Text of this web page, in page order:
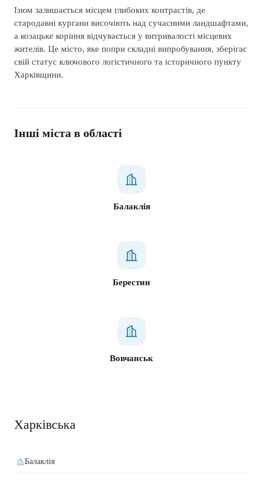
Ізюм залишається місцем глибоких контрастів, де
стародавні кургани височіють над сучасними ландшафтами,
а козацьке коріння відчувається у витривалості місцевих
жителів. Це місто, яке попри складні випробування, зберігає
свій статус ключового логістичного та історичного пункту
Харківщини.
Інші міста в області
Балаклія
Берестин
Вовчанськ
Харківська
Балаклія